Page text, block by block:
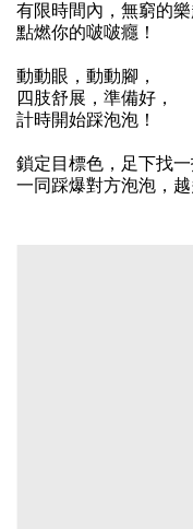
有限時間內，無窮的樂
點燃你的啵啵癮！
動動眼，動動腳，
四肢舒展，準備好，
計時開始踩泡泡！
鎖定目標色，足下找一
一同踩爆對方泡泡，越